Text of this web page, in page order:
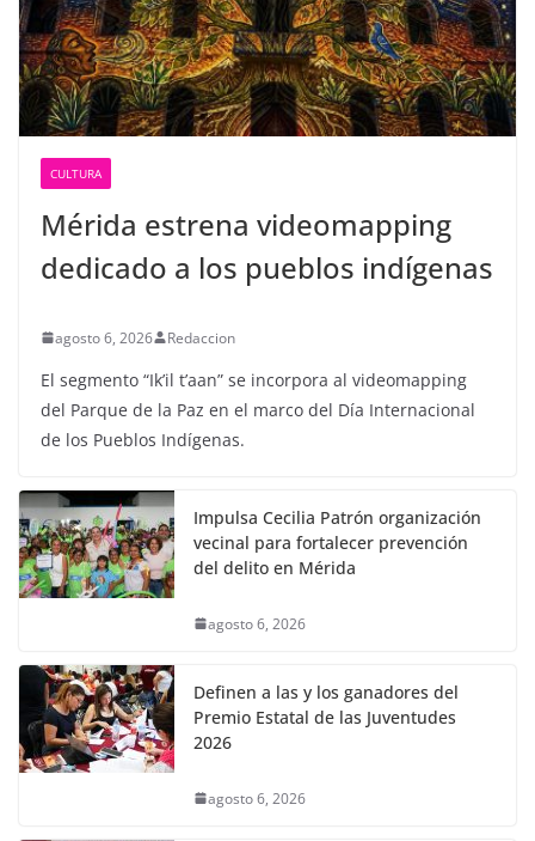
CULTURA
Mérida estrena videomapping
dedicado a los pueblos indígenas
agosto 6, 2026 Redaccion
El segmento “Ik’il t’aan” se incorpora al videomapping
del Parque de la Paz en el marco del Día Internacional
de los Pueblos Indígenas.
Impulsa Cecilia Patrón organización
vecinal para fortalecer prevención
del delito en Mérida
agosto 6, 2026
Definen a las y los ganadores del
Premio Estatal de las Juventudes
2026
agosto 6, 2026